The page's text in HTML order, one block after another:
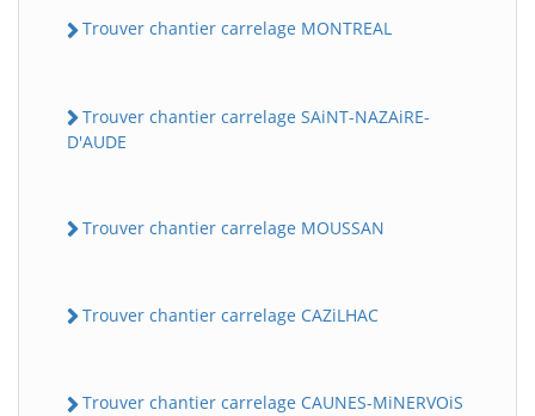
Trouver chantier carrelage MONTREAL
Trouver chantier carrelage SAiNT-NAZAiRE-
D'AUDE
Trouver chantier carrelage MOUSSAN
Trouver chantier carrelage CAZiLHAC
Trouver chantier carrelage CAUNES-MiNERVOiS